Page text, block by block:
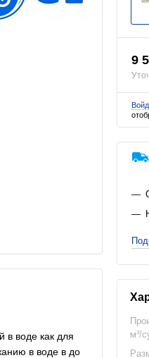
в воде как для
в воде в до
9
м³/